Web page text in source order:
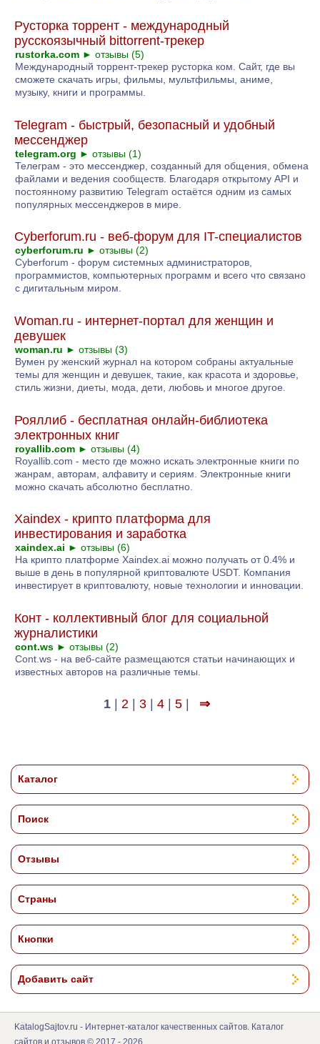
Русторка торрент - международный
русскоязычный bittorrent-трекер
rustorka.com ► отзывы (5)
Международный торрент-трекер русторка ком. Сайт, где вы
сможете скачать игры, фильмы, мультфильмы, аниме,
музыку, книги и программы.
Telegram - быстрый, безопасный и удобный
мессенджер
telegram.org ► отзывы (1)
Телеграм - это мессенджер, созданный для общения, обмена
файлами и ведения сообществ. Благодаря открытому API и
постоянному развитию Telegram остаётся одним из самых
популярных мессенджеров в мире.
Cyberforum.ru - веб-форум для IT-специалистов
cyberforum.ru ► отзывы (2)
Cyberforum - форум системных администраторов,
программистов, компьютерных программ и всего что связано
с дигитальным миром.
Woman.ru - интернет-портал для женщин и
девушек
woman.ru ► отзывы (3)
Вумен ру женский журнал на котором собраны актуальные
темы для женщин и девушек, такие, как красота и здоровье,
стиль жизни, диеты, мода, дети, любовь и многое другое.
Рояллиб - бесплатная онлайн-библиотека
электронных книг
royallib.com ► отзывы (4)
Royallib.com - место где можно искать электронные книги по
жанрам, авторам, алфавиту и сериям. Электронные книги
можно скачать абсолютно бесплатно.
Xaindex - крипто платформа для
инвестирования и заработка
xaindex.ai ► отзывы (6)
На крипто платформе Xaindex.ai можно получать от 0.4% и
выше в день в популярной криптовалюте USDT. Компания
инвестирует в криптовалюту, новые технологии и инновации.
Конт - коллективный блог для социальной
журналистики
cont.ws ► отзывы (2)
Cont.ws - на веб-сайте размещаются статьи начинающих и
известных авторов на различные темы.
1 2 3 4 5 ⇒
Каталог
Поиск
Отзывы
Страны
Кнопки
Добавить сайт
KatalogSajtov.ru - Интернет-каталог качественных сайтов. Каталог
сайтов и отзывов © 2017 - 2026